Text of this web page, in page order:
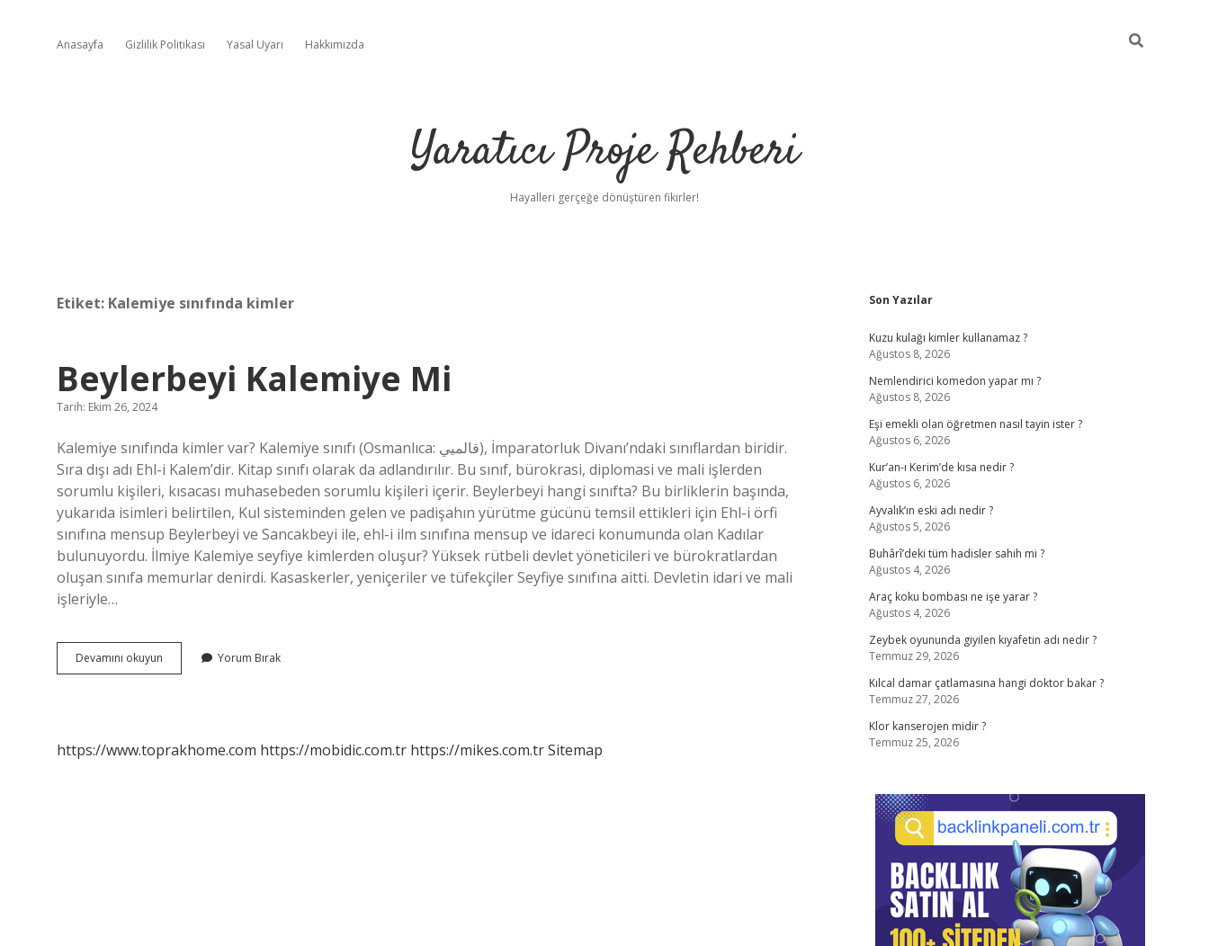
Anasayfa Gizlilik Politikası Yasal Uyarı Hakkımızda
Yaratıcı Proje Rehberi
Hayalleri gerçeğe dönüştüren fikirler!
Etiket: Kalemiye sınıfında kimler
Beylerbeyi Kalemiye Mi
Tarih: Ekim 26, 2024
Kalemiye sınıfında kimler var? Kalemiye sınıfı (Osmanlıca: قالميي‎), İmparatorluk Divanı’ndaki sınıflardan biridir.
Sıra dışı adı Ehl-i Kalem’dir. Kitap sınıfı olarak da adlandırılır. Bu sınıf, bürokrasi, diplomasi ve mali işlerden
sorumlu kişileri, kısacası muhasebeden sorumlu kişileri içerir. Beylerbeyi hangi sınıfta? Bu birliklerin başında,
yukarıda isimleri belirtilen, Kul sisteminden gelen ve padişahın yürütme gücünü temsil ettikleri için Ehl-i örfi
sınıfına mensup Beylerbeyi ve Sancakbeyi ile, ehl-i ilm sınıfına mensup ve idareci konumunda olan Kadılar
bulunuyordu. İlmiye Kalemiye seyfiye kimlerden oluşur? Yüksek rütbeli devlet yöneticileri ve bürokratlardan
oluşan sınıfa memurlar denirdi. Kasaskerler, yeniçeriler ve tüfekçiler Seyfiye sınıfına aitti. Devletin idari ve mali
işleriyle…
Devamını okuyun Beylerbeyi
Kalemiye
Yorum Bırak
https://www.toprakhome.com https://mobidic.com.tr https://mikes.com.trSitemap
Sidebar
Son Yazılar
Kuzu kulağı kimler kullanamaz ?
Ağustos 8, 2026
Nemlendirici komedon yapar mı ?
Ağustos 8, 2026
Eşi emekli olan öğretmen nasıl tayin ister ?
Ağustos 6, 2026
Kur’an-ı Kerim’de kısa nedir ?
Ağustos 6, 2026
Ayvalık’ın eski adı nedir ?
Ağustos 5, 2026
Buhârî’deki tüm hadisler sahih mi ?
Ağustos 4, 2026
Araç koku bombası ne işe yarar ?
Ağustos 4, 2026
Zeybek oyununda giyilen kıyafetin adı nedir ?
Temmuz 29, 2026
Kılcal damar çatlamasına hangi doktor bakar ?
Temmuz 27, 2026
Klor kanserojen midir ?
Temmuz 25, 2026